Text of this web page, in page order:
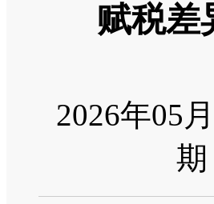
赋税差
2026年05
期